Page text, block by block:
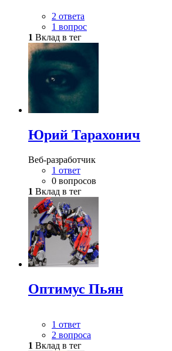
2 ответа
1 вопрос
1 Вклад в тег
Юрий Тарахонич
Веб-разработчик
1 ответ
0 вопросов
1 Вклад в тег
Оптимус Пьян
1 ответ
2 вопроса
1 Вклад в тег